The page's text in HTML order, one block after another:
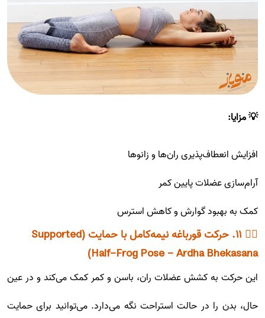
💡 مزایا:
افزایش انعطاف‌پذیری ران‌ها و زانوها
آرام‌سازی عضلات پایین کمر
کمک به بهبود گوارش و کاهش استرس
🧘‍♂️ ۱۱. حرکت قورباغه نیمه‌کامل با حمایت (Supported
Half-Frog Pose - Ardha Bhekasana)
این حرکت به کشش عضلات ران، باسن و کمر کمک می‌کند و در عین
حال، بدن را در حالت استراحت نگه می‌دارد. می‌توانید برای حمایت